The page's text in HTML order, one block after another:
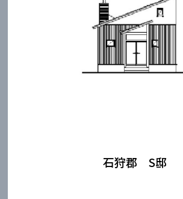
石狩郡 S邸